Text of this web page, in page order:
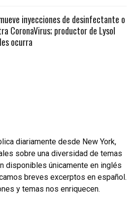
inyecciones de desinfectante o
CoronaVirus; productor de Lysol
ocurra
diariamente desde New York,
sobre una diversidad de temas
disponibles únicamente en inglés
breves excerptos en español.
y temas nos enriquecen.